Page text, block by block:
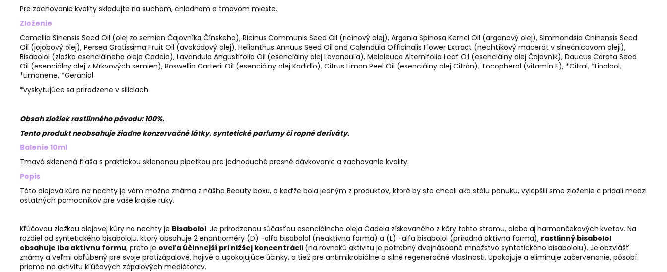
Pre zachovanie kvality skladujte na suchom, chladnom a tmavom mieste.
Zloženie
Camellia Sinensis Seed Oil (olej zo semien Čajovníka Čínskeho), Ricinus Communis Seed Oil (ricínový olej), Argania Spinosa Kernel Oil (arganový olej), Simmondsia Chinensis Seed
Oil (jojobový olej), Persea Gratissima Fruit Oil (avokádový olej), Helianthus Annuus Seed Oil and Calendula Officinalis Flower Extract (nechtíkový macerát v slnečnicovom oleji),
Bisabolol (zložka esenciálneho oleja Cadeia), Lavandula Angustifolia Oil (esenciálny olej Levanduľa), Melaleuca Alternifolia Leaf Oil (esenciálny olej Čajovník), Daucus Carota Seed
Oil (esenciálny olej z Mrkvových semien), Boswellia Carterii Oil (esenciálny olej Kadidlo), Citrus Limon Peel Oil (esenciálny olej Citrón), Tocopherol (vitamín E), *Citral, *Linalool,
*Limonene, *Geraniol
*vyskytujúce sa prirodzene v siliciach
Obsah zložiek rastlinného pôvodu: 100%.
Tento produkt neobsahuje žiadne konzervačné látky, syntetické parfumy či ropné deriváty.
Balenie 10ml
Tmavá sklenená fľaša s praktickou sklenenou pipetkou pre jednoduché presné dávkovanie a zachovanie kvality.
Popis
Táto olejová kúra na nechty je vám možno známa z nášho Beauty boxu, a keďže bola jedným z produktov, ktoré by ste chceli ako stálu ponuku, vylepšili sme zloženie a pridali medzi
ostatných pomocníkov pre vaše krajšie ruky.
Kľúčovou zložkou olejovej kúry na nechty je Bisabolol. Je prirodzenou súčasťou esenciálneho oleja Cadeia získavaného z kôry tohto stromu, alebo aj harmančekových kvetov. Na
rozdiel od syntetického bisabololu, ktorý obsahuje 2 enantioméry (D) -alfa bisabolol (neaktívna forma) a (L) -alfa bisabolol (prírodná aktívna forma), rastlinný bisabolol
obsahuje iba aktívnu formu, preto je oveľa účinnejší pri nižšej koncentrácii (na rovnakú aktivitu je potrebný dvojnásobné množstvo syntetického bisabololu). Je obzvlášť
známy a veľmi obľúbený pre svoje protizápalové, hojivé a upokojujúce účinky, a tiež pre antimikrobiálne a silné regeneračné vlastnosti. Upokojuje a eliminuje začervenanie, pôsobí
priamo na aktivitu kľúčových zápalových mediátorov.